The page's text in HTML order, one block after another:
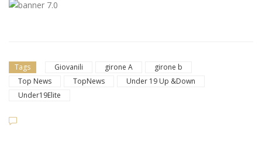
Tags Giovanili girone A
girone b
Top News
TopNews
Under 19 Up &Down
Under19Elite